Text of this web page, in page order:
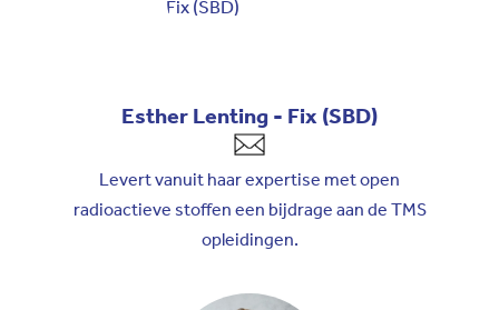
Esther Lenting - Fix (SBD)
Levert vanuit haar expertise met open
radioactieve stoffen een bijdrage aan de TMS
opleidingen.